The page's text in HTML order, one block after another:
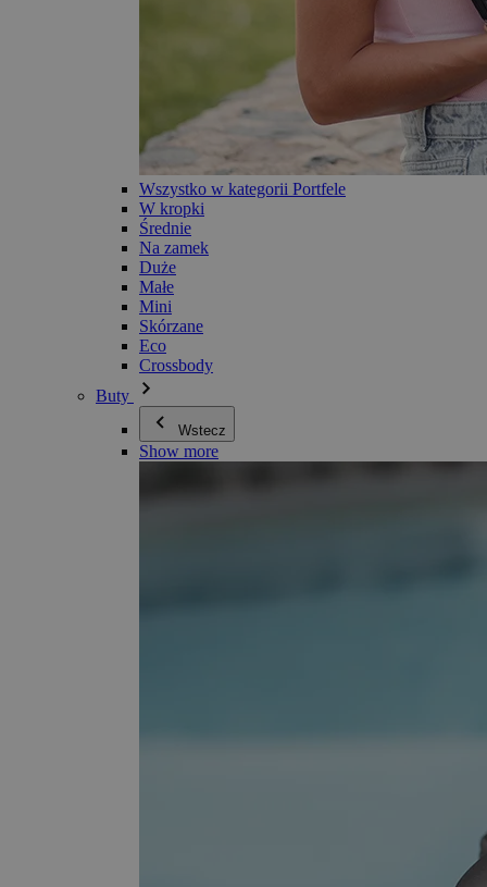
Wszystko w kategorii Portfele
W kropki
Średnie
Na zamek
Duże
Małe
Mini
Skórzane
Eco
Crossbody
Buty
Wstecz
Show more